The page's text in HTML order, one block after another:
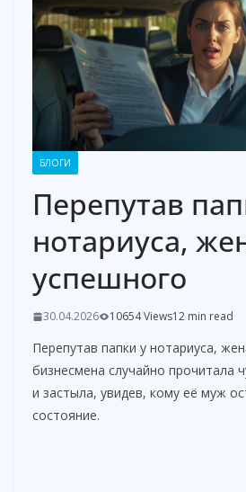
БЛОГИ
Перепутав
нотариуса,
успешного
30.04.2026 10654 Views12 min read
Перепутав папки у нотариуса,
бизнесмена случайно
и застыла, увидев, кому её муж
состояние.